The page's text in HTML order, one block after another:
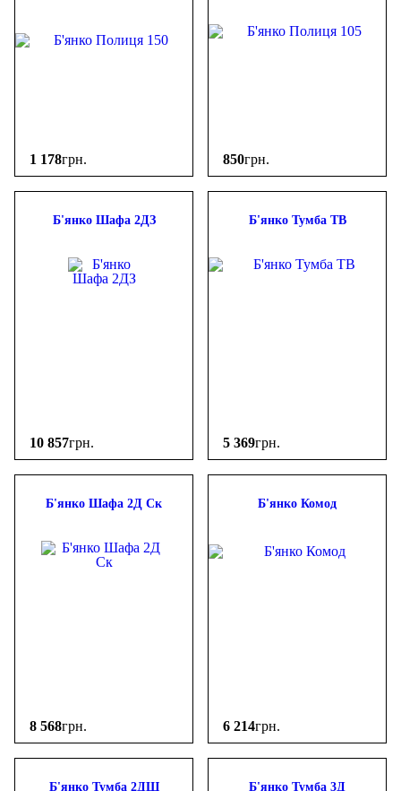
1 178грн. 850грн.
Б'янко Шафа 2ДЗ
10 857грн.
Б'янко Тумба ТВ
5 369грн.
Б'янко Шафа 2Д Ск
8 568грн.
Б'янко Комод
6 214грн.
Б'янко Тумба 2ДШ Б'янко Тумба 3Д